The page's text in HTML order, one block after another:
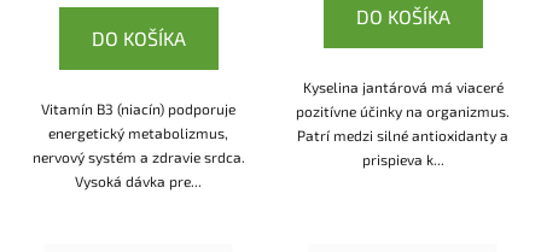
DO KOŠÍKA
Vitamín B3 (niacín) podporuje
energetický metabolizmus,
nervový systém a zdravie srdca.
Vysoká dávka pre...
DO KOŠÍKA
Kyselina jantárová má viaceré
pozitívne účinky na organizmus.
Patrí medzi silné antioxidanty a
prispieva k...